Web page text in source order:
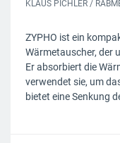
KLAUS PICHLER /
ZYPHO ist ein
Wärmetauscher, der
Er absorbiert die
verwendet sie, um
bietet eine Senkung